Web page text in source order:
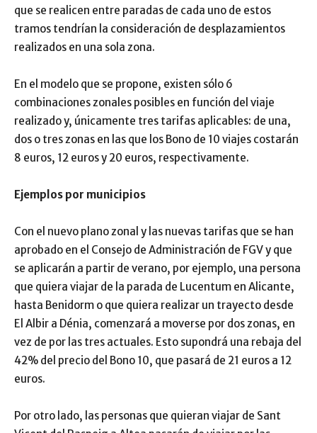
que se realicen entre paradas de cada uno de estos
tramos tendrían la consideración de desplazamientos
realizados en una sola zona.
En el modelo que se propone, existen sólo 6
combinaciones zonales posibles en función del viaje
realizado y, únicamente tres tarifas aplicables: de una,
dos o tres zonas en las que los Bono de 10 viajes costarán
8 euros, 12 euros y 20 euros, respectivamente.
Ejemplos por municipios
Con el nuevo plano zonal y las nuevas tarifas que se han
aprobado en el Consejo de Administración de FGV y que
se aplicarán a partir de verano, por ejemplo, una persona
que quiera viajar de la parada de Lucentum en Alicante,
hasta Benidorm o que quiera realizar un trayecto desde
El Albir a Dénia, comenzará a moverse por dos zonas, en
vez de por las tres actuales. Esto supondrá una rebaja del
42% del precio del Bono 10, que pasará de 21 euros a 12
euros.
Por otro lado, las personas que quieran viajar de Sant